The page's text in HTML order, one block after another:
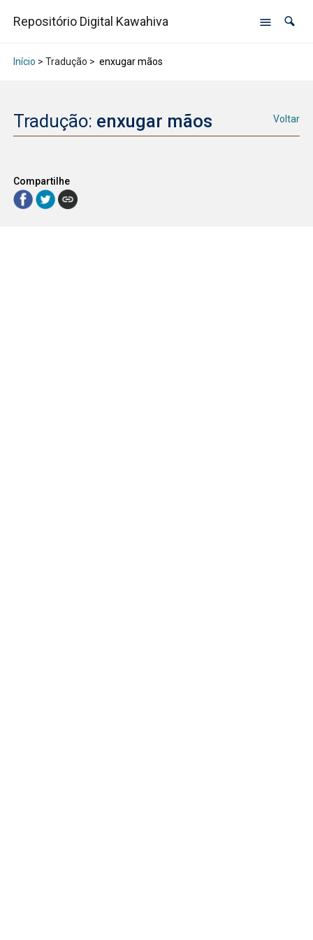
Repositório Digital Kawahiva
Início > Tradução > enxugar mãos
Tradução: enxugar mãos Voltar
Compartilhe